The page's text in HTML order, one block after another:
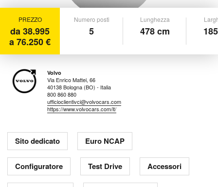
PREZZO
da 38.995
a 76.250 €
Numero posti
5
Lunghezza
478 cm
Volvo
Via Enrico Mattei, 66
40138 Bologna (BO) - Italia
800 860 880
ufficioclientivci@volvocars.com
https://www.volvocars.com/it/
Sito dedicato Euro NCAP
Configuratore Test Drive Accessori